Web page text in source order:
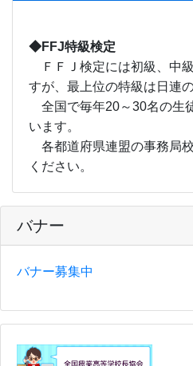
バナー
バナー募集中
◆FFJ特級検定
ＦＦＪ検定には初級、中
すが、最上位の特級は日連
全国で毎年20～30名の生
います。
各都道府県連盟の事務局
ください。